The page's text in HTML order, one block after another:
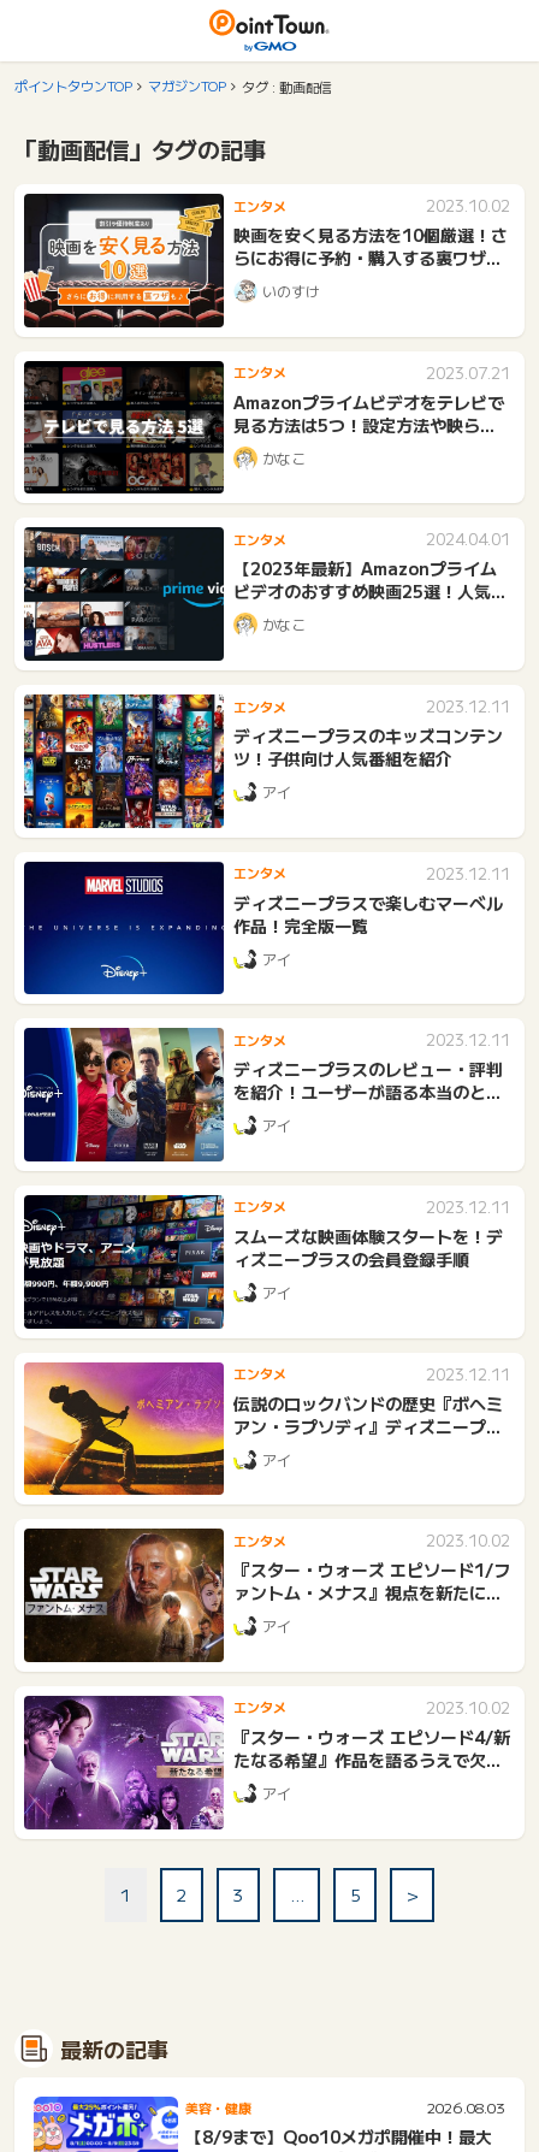
ポイントタウンTOP マガジンTOP タグ : 動画配信
「動画配信」タグの記事
エンタメ 2023.10.02
映画を安く見る方法を10個厳選！さ
らにお得に予約・購入する裏ワザも
♪
いのすけ
エンタメ 2023.07.21
Amazonプライムビデオをテレビで
見る方法は5つ！設定方法や映らな
い原因も紹介
かなこ
エンタメ 2024.04.01
【2023年最新】Amazonプライム
ビデオのおすすめ映画25選！人気作
品を網羅
かなこ
エンタメ 2023.12.11
ディズニープラスのキッズコンテン
ツ！子供向け人気番組を紹介
アイ
エンタメ 2023.12.11
ディズニープラスで楽しむマーベル
作品！完全版一覧
アイ
エンタメ 2023.12.11
ディズニープラスのレビュー・評判
を紹介！ユーザーが語る本当のとこ
ろ
アイ
エンタメ 2023.12.11
スムーズな映画体験スタートを！デ
ィズニープラスの会員登録手順
アイ
エンタメ 2023.12.11
伝説のロックバンドの歴史『ボヘミ
アン・ラプソディ』ディズニープラ
ス
アイ
エンタメ 2023.10.02
『スター・ウォーズ エピソード1/フ
ァントム・メナス』視点を新たに見
直そうアイ
エンタメ 2023.10.02
『スター・ウォーズ エピソード4/新
たなる希望』作品を語るうえで欠か
せない始まりのエピソード
アイ
1 2 3 … 5 >
最新の記事
美容・健康 2026.08.03
【8/9まで】Qoo10メガポ開催中！最大